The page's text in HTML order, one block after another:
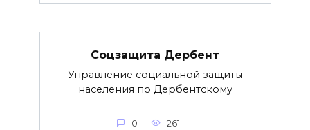
Соцзащита Дербент
Управление социальной защиты
населения по Дербентскому
0 261